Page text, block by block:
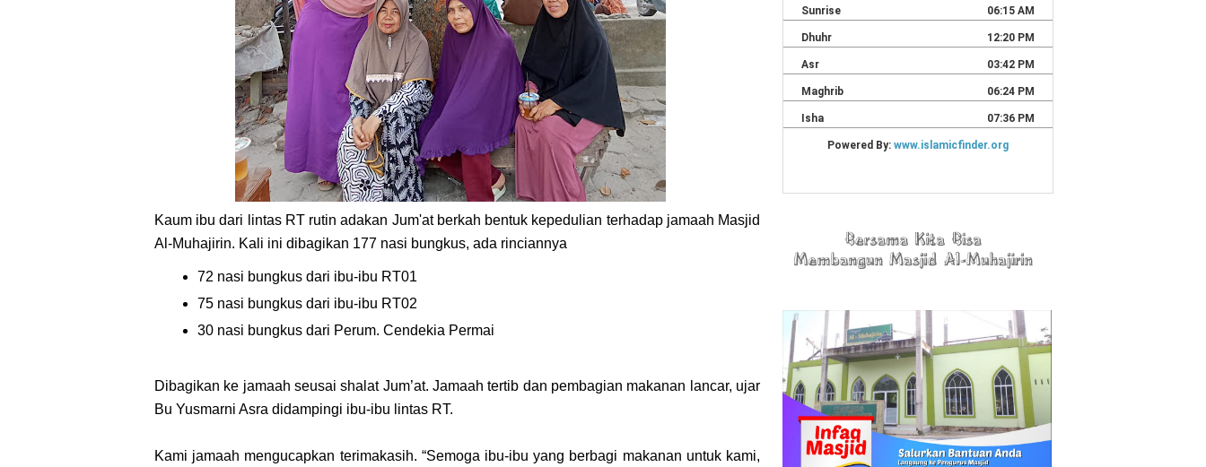
Kaum ibu dari lintas RT rutin adakan Jum'at berkah bentuk kepedulian terhadap jamaah Masjid
Al-Muhajirin. Kali ini dibagikan 177 nasi bungkus, ada rinciannya
72 nasi bungkus dari ibu-ibu RT01
75 nasi bungkus dari ibu-ibu RT02
30 nasi bungkus dari Perum. Cendekia Permai
Dibagikan ke jamaah seusai shalat Jum’at. Jamaah tertib dan pembagian makanan lancar, ujar
Bu Yusmarni Asra didampingi ibu-ibu lintas RT.
Kami jamaah mengucapkan terimakasih. “Semoga ibu-ibu yang berbagi makanan untuk kami,